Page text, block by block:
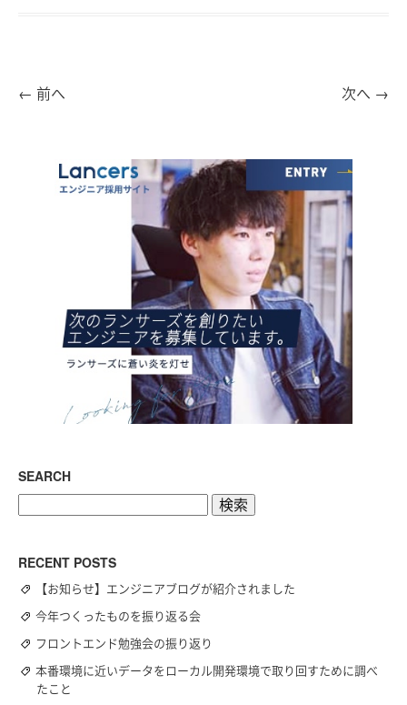
← 前へ 次へ →
SEARCH
RECENT POSTS
【お知らせ】エンジニアブログが紹介されました
今年つくったものを振り返る会
フロントエンド勉強会の振り返り
本番環境に近いデータをローカル開発環境で取り回すために調べ
たこと